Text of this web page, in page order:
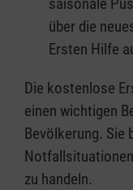
über die
Ersten Hilfe
Die kostenlose
einen wichtigen
Bevölkerung. Sie
zu handeln.